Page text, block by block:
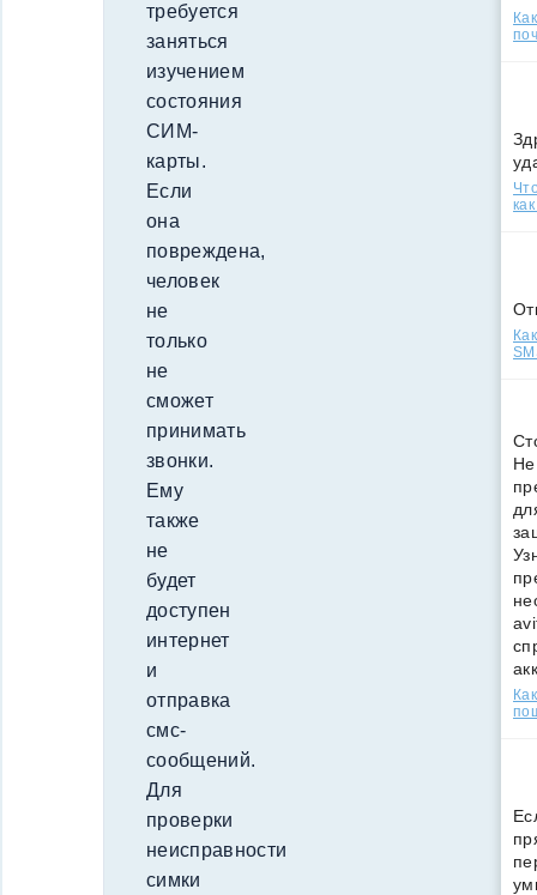
требуется
заняться
изучением
состояния
СИМ-
карты.
Если
она
повреждена,
человек
не
только
не
сможет
принимать
звонки.
Ему
также
не
будет
доступен
интернет
и
отправка
смс-
сообщений.
Для
проверки
неисправности
симки
Не